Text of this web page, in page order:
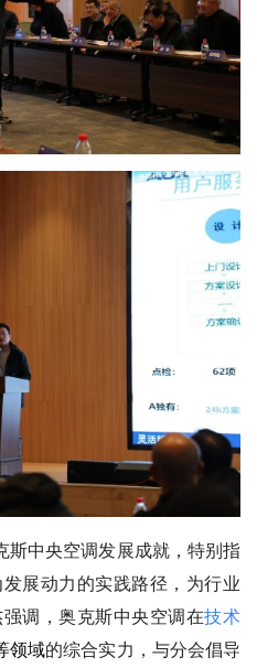
中央空调发展成就，特别指
展动力的实践路径，为行业
调，奥克斯中央空调在技术
领域的综合实力，与分会倡导